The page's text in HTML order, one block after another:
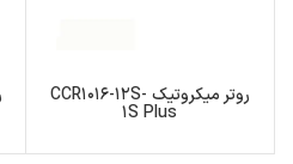
روتر میکروتیک CCR1016-12S-
1S Plus